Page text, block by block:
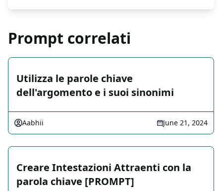
Prompt correlati
Utilizza le parole chiave
dell'argomento e i suoi sinonimi
Aabhii June 21, 2024
Creare Intestazioni Attraenti con la
parola chiave [PROMPT]